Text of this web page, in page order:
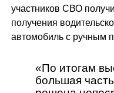
участников СВО
получения
автомобиль с ручным
«По итогам
большая